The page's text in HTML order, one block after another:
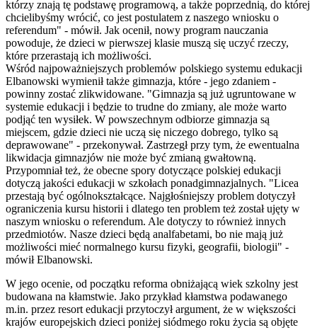
którzy znają tę podstawę programową, a także poprzednią, do której
chcielibyśmy wrócić, co jest postulatem z naszego wniosku o
referendum" - mówił. Jak ocenił, nowy program nauczania
powoduje, że dzieci w pierwszej klasie muszą się uczyć rzeczy,
które przerastają ich możliwości.
Wśród najpoważniejszych problemów polskiego systemu edukacji
Elbanowski wymienił także gimnazja, które - jego zdaniem -
powinny zostać zlikwidowane. "Gimnazja są już ugruntowane w
systemie edukacji i będzie to trudne do zmiany, ale może warto
podjąć ten wysiłek. W powszechnym odbiorze gimnazja są
miejscem, gdzie dzieci nie uczą się niczego dobrego, tylko są
deprawowane" - przekonywał. Zastrzegł przy tym, że ewentualna
likwidacja gimnazjów nie może być zmianą gwałtowną.
Przypomniał też, że obecne spory dotyczące polskiej edukacji
dotyczą jakości edukacji w szkołach ponadgimnazjalnych. "Licea
przestają być ogólnokształcące. Najgłośniejszy problem dotyczył
ograniczenia kursu historii i dlatego ten problem też został ujęty w
naszym wniosku o referendum. Ale dotyczy to również innych
przedmiotów. Nasze dzieci będą analfabetami, bo nie mają już
możliwości mieć normalnego kursu fizyki, geografii, biologii" -
mówił Elbanowski.
W jego ocenie, od początku reforma obniżającą wiek szkolny jest
budowana na kłamstwie. Jako przykład kłamstwa podawanego
m.in. przez resort edukacji przytoczył argument, że w większości
krajów europejskich dzieci poniżej siódmego roku życia są objęte